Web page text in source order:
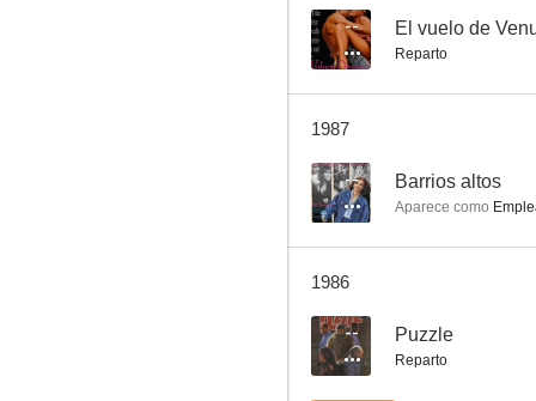
-- El vuelo de
Reparto
1987
-- Barrios altos
Aparece como
1986
-- Puzzle
Reparto